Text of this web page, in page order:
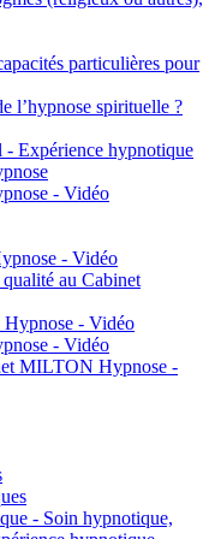
particulières pour
l’hypnose spirituelle ?
Expérience hypnotique
- Vidéo
- Vidéo
au Cabinet
- Vidéo
- Vidéo
MILTON Hypnose -
- Soin hypnotique,